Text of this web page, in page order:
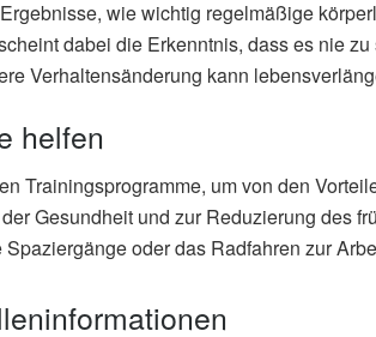
wie wichtig regelmäßige
dabei die Erkenntnis, dass es nie
Verhaltensänderung kann
helfen
Trainingsprogramme, um von den
Gesundheit und zur Reduzierung des
oder das Radfahren zur